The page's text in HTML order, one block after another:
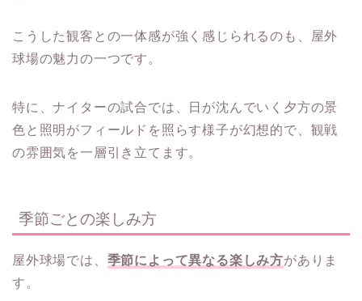
こうした観客との一体感が強く感じられるのも、屋外
球場の魅力の一つです。
特に、ナイターの試合では、日が沈んでいく夕方の景
色と照明がフィールドを照らす様子が幻想的で、観戦
の雰囲気を一層引き立てます。
季節ごとの楽しみ方
屋外球場では、 季節によって異なる楽しみ方がありま
す。